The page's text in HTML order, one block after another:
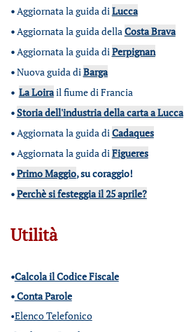
•Aggiornata la guida diLucca
•Aggiornata la guida dellaCosta Brava
•Aggiornata la guida diPerpignan
•Nuova guida diBarga
• La Loirail fiume di Francia
•Storia dell'industria della carta a Lucca
•Aggiornata la guida diCadaques
•Aggiornata la guida diFigueres
•Primo Maggio, su coraggio!
•Perchè si festeggia il 25 aprile?
Utilità
•Calcola il Codice Fiscale
•Conta Parole
•Elenco Telefonico